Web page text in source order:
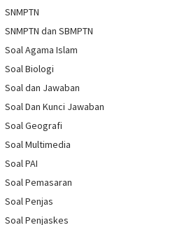
SNMPTN
SNMPTN dan SBMPTN
Soal Agama Islam
Soal Biologi
Soal dan Jawaban
Soal Dan Kunci Jawaban
Soal Geografi
Soal Multimedia
Soal PAI
Soal Pemasaran
Soal Penjas
Soal Penjaskes